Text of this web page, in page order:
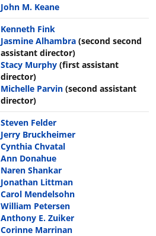
John M. Keane
Kenneth Fink
Jasmine Alhambra (second second
assistant director)
Stacy Murphy (first assistant
director)
Michelle Parvin (second assistant
director)
Steven Felder
Jerry Bruckheimer
Cynthia Chvatal
Ann Donahue
Naren Shankar
Jonathan Littman
Carol Mendelsohn
William Petersen
Anthony E. Zuiker
Corinne Marrinan